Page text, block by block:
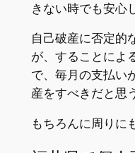
きない時でも安心
自己破産に否定的
が、することによ
で、毎月の支払い
産をすべきだと思
もちろんに周りに